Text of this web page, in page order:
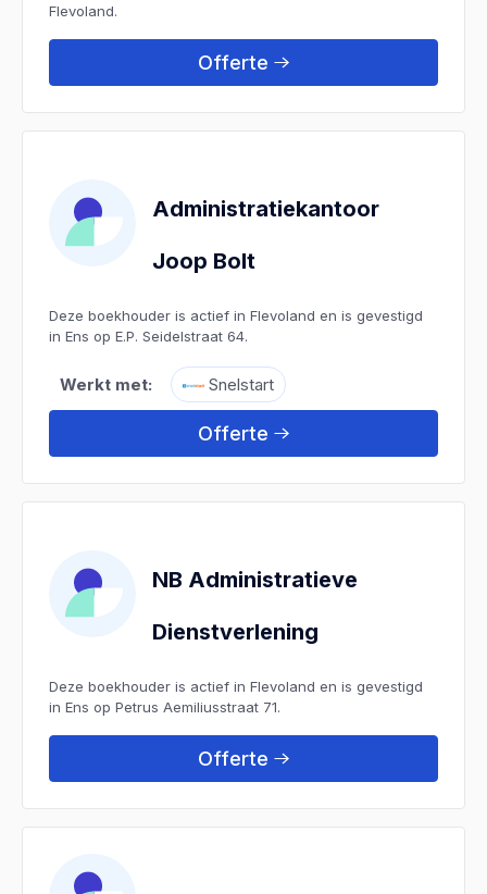
Flevoland.
Offerte
Administratiekantoor
Joop Bolt
Deze boekhouder is actief in Flevoland en is gevestigd
in Ens op E.P. Seidelstraat 64.
Werkt met: Snelstart
Offerte
NB Administratieve
Dienstverlening
Deze boekhouder is actief in Flevoland en is gevestigd
in Ens op Petrus Aemiliusstraat 71.
Offerte